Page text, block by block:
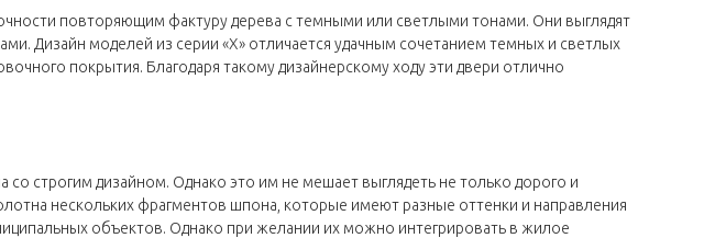
повторяющим фактуру дерева с темными или светлыми тонами. Они выглядят
Дизайн моделей из серии «X» отличается удачным сочетанием темных и светлых
покрытия. Благодаря такому дизайнерскому ходу эти двери отлично
строгим дизайном. Однако это им не мешает выглядеть не только дорого и
нескольких фрагментов шпона, которые имеют разные оттенки и направления
объектов. Однако при желании их можно интегрировать в жилое